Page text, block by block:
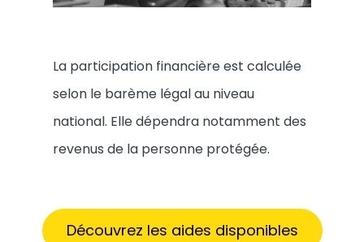
La participation financière est calculée
selon le barème légal au niveau
national. Elle dépendra notamment des
revenus de la personne protégée.
Découvrez les aides disponibles